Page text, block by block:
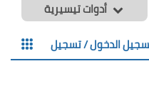
أدوات تيسيرية
الدخول / تسجيل